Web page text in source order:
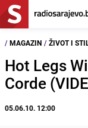
/ MAGAZIN / ŽIVOT I
Hot Legs
Corde
05.06.10. 12:00